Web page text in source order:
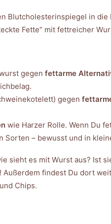
Blutcholesterinspiegel in die
Fette“ mit fettreicher
gegen fettarme
gegen
wie Harzer Rolle. Wenn Du
Sorten – bewusst und in
sieht es mit Wurst aus? Ist
findest Du dort
Chips.